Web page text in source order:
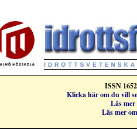
ISSN
Klicka här om du vill
Läs
Läs mer